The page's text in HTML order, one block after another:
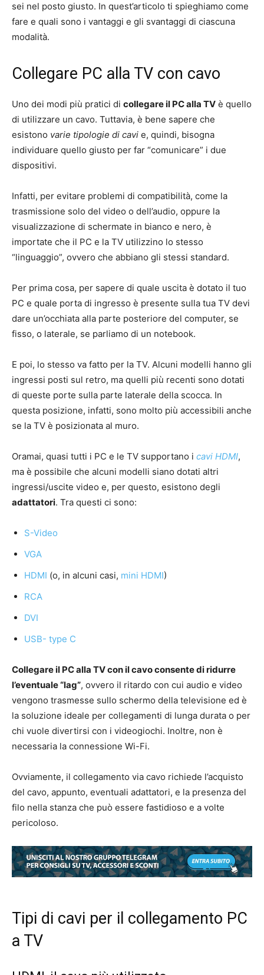
sei nel posto giusto. In quest’articolo ti spieghiamo come
fare e quali sono i vantaggi e gli svantaggi di ciascuna
modalità.
Collegare PC alla TV con cavo
Uno dei modi più pratici di collegare il PC alla TV è quello
di utilizzare un cavo. Tuttavia, è bene sapere che
esistono varie tipologie di cavi e, quindi, bisogna
individuare quello giusto per far “comunicare” i due
dispositivi.
Infatti, per evitare problemi di compatibilità, come la
trasmissione solo del video o dell’audio, oppure la
visualizzazione di schermate in bianco e nero, è
importate che il PC e la TV utilizzino lo stesso
“linguaggio”, ovvero che abbiano gli stessi standard.
Per prima cosa, per sapere di quale uscita è dotato il tuo
PC e quale porta di ingresso è presente sulla tua TV devi
dare un’occhiata alla parte posteriore del computer, se
fisso, o laterale, se parliamo di un notebook.
E poi, lo stesso va fatto per la TV. Alcuni modelli hanno gli
ingressi posti sul retro, ma quelli più recenti sono dotati
di queste porte sulla parte laterale della scocca. In
questa posizione, infatti, sono molto più accessibili anche
se la TV è posizionata al muro.
Oramai, quasi tutti i PC e le TV supportano i cavi HDMI,
ma è possibile che alcuni modelli siano dotati altri
ingressi/uscite video e, per questo, esistono degli
adattatori. Tra questi ci sono:
S-Video
VGA
HDMI (o, in alcuni casi, mini HDMI)
RCA
DVI
USB- type C
Collegare il PC alla TV con il cavo consente di ridurre
l’eventuale “lag”, ovvero il ritardo con cui audio e video
vengono trasmesse sullo schermo della televisione ed è
la soluzione ideale per collegamenti di lunga durata o per
chi vuole divertirsi con i videogiochi. Inoltre, non è
necessaria la connessione Wi-Fi.
Ovviamente, il collegamento via cavo richiede l’acquisto
del cavo, appunto, eventuali adattatori, e la presenza del
filo nella stanza che può essere fastidioso e a volte
pericoloso.
Tipi di cavi per il collegamento PC
a TV